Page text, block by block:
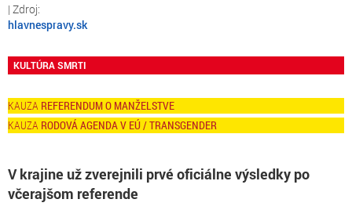
hlavnespravy.sk
KULTÚRA SMRTI
REFERENDUM O MANŽELSTVE
RODOVÁ AGENDA V EÚ / TRANSGENDER
V krajine už zverejnili prvé oficiálne výsledky po
včerajšom referende